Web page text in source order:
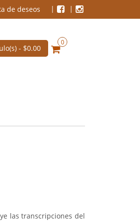
de deseos
- $0.00
0
las transcripciones del